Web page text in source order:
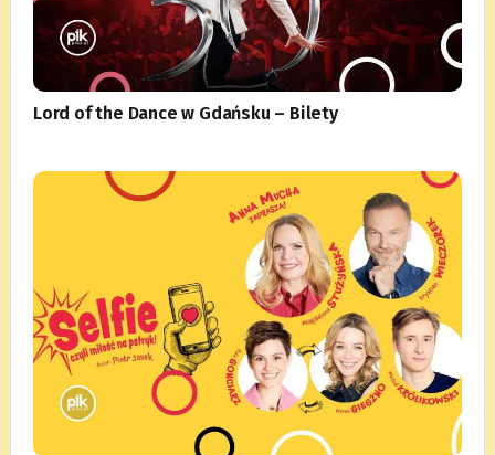
Lord of the Dance w Gdańsku – Bilety